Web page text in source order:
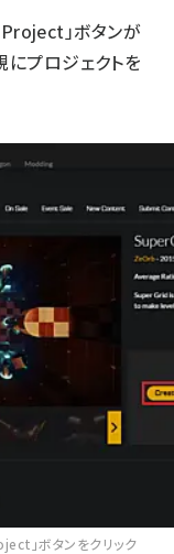
」ボタンが
にプロジェクトを
」ボタンをクリック